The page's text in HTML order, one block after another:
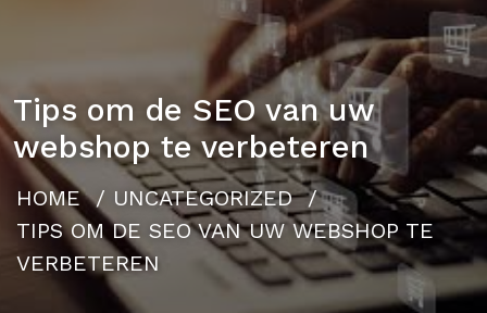
Tips om de SEO van uw
webshop te verbeteren
HOME/ UNCATEGORIZED/
TIPS OM DE SEO VAN UW WEBSHOP TE
VERBETEREN